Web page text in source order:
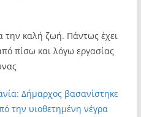
την καλή ζωή. Πάντως έχει
πίσω και λόγω εργασίας
Δήμαρχος βασανίστηκε
την υιοθετημένη νέγρα